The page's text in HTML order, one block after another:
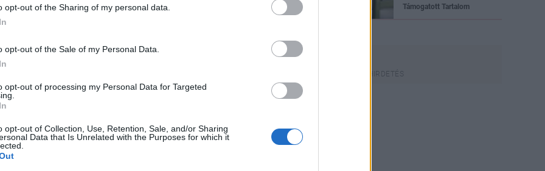
opt-out of the Sharing of my personal data.
opt-out of the Sale of my Personal Data.
opt-out of processing my Personal Data for Targeted
opt-out of Collection, Use, Retention, Sale, and/or Sharing
Data that Is Unrelated with the Purposes for which it
aki piti kis tolvajból szép lassan
lényegében pénzzel, piával és
már egész fiatalon harvardi
egy gazdag mamit és a lányát,
nőcsábász, pontosan tudja, mit kell
inkább meztelenkedésnek
a celeb bűnöző, hanem a
és az átbulizott, drogos évek
magát. Mondani sem kell, ott
trükköt kiagyalva, hülyét csinálva a
Támogatott Tartalom